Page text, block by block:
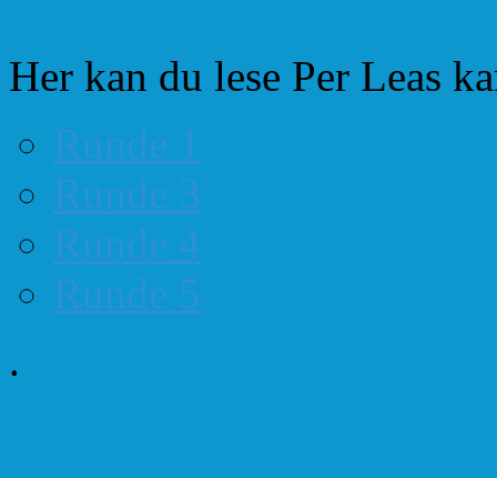
Her kan du lese Per Leas
Runde 1
Runde 3
Runde 4
Runde 5
.